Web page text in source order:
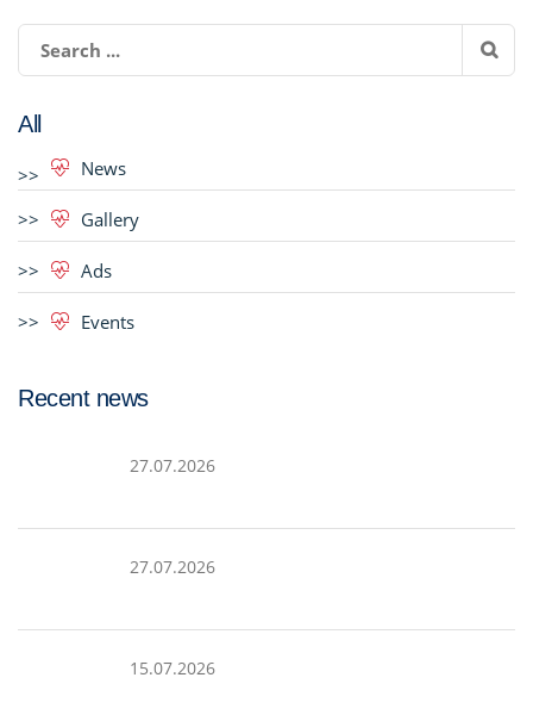
All
News
Gallery
Ads
Events
Recent news
27.07.2026
27.07.2026
15.07.2026